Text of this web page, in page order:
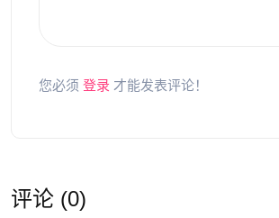
您必须 登录 才能发表评论！
评论 (0)